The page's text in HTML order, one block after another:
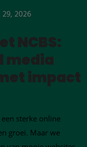
2026
NCBS:
media
impact
sterke online
groei. Maar we